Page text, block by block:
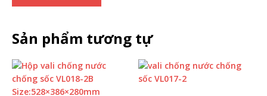
Sản phẩm tương tự